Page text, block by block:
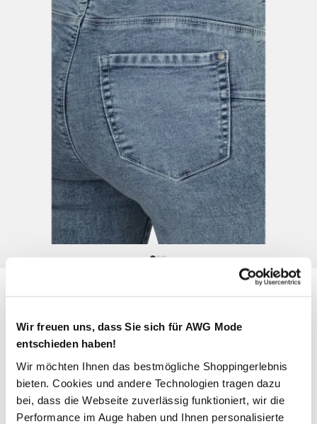
Wir freuen uns, dass Sie sich für AWG Mode
entschieden haben!
Wir möchten Ihnen das bestmögliche Shoppingerlebnis
bieten. Cookies und andere Technologien tragen dazu
bei, dass die Webseite zuverlässig funktioniert, wir die
Performance im Auge haben und Ihnen personalisierte
39,95 €
Farbe Blau